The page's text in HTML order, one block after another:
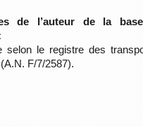
de l’auteur de la
selon le registre des
F/7/2587).